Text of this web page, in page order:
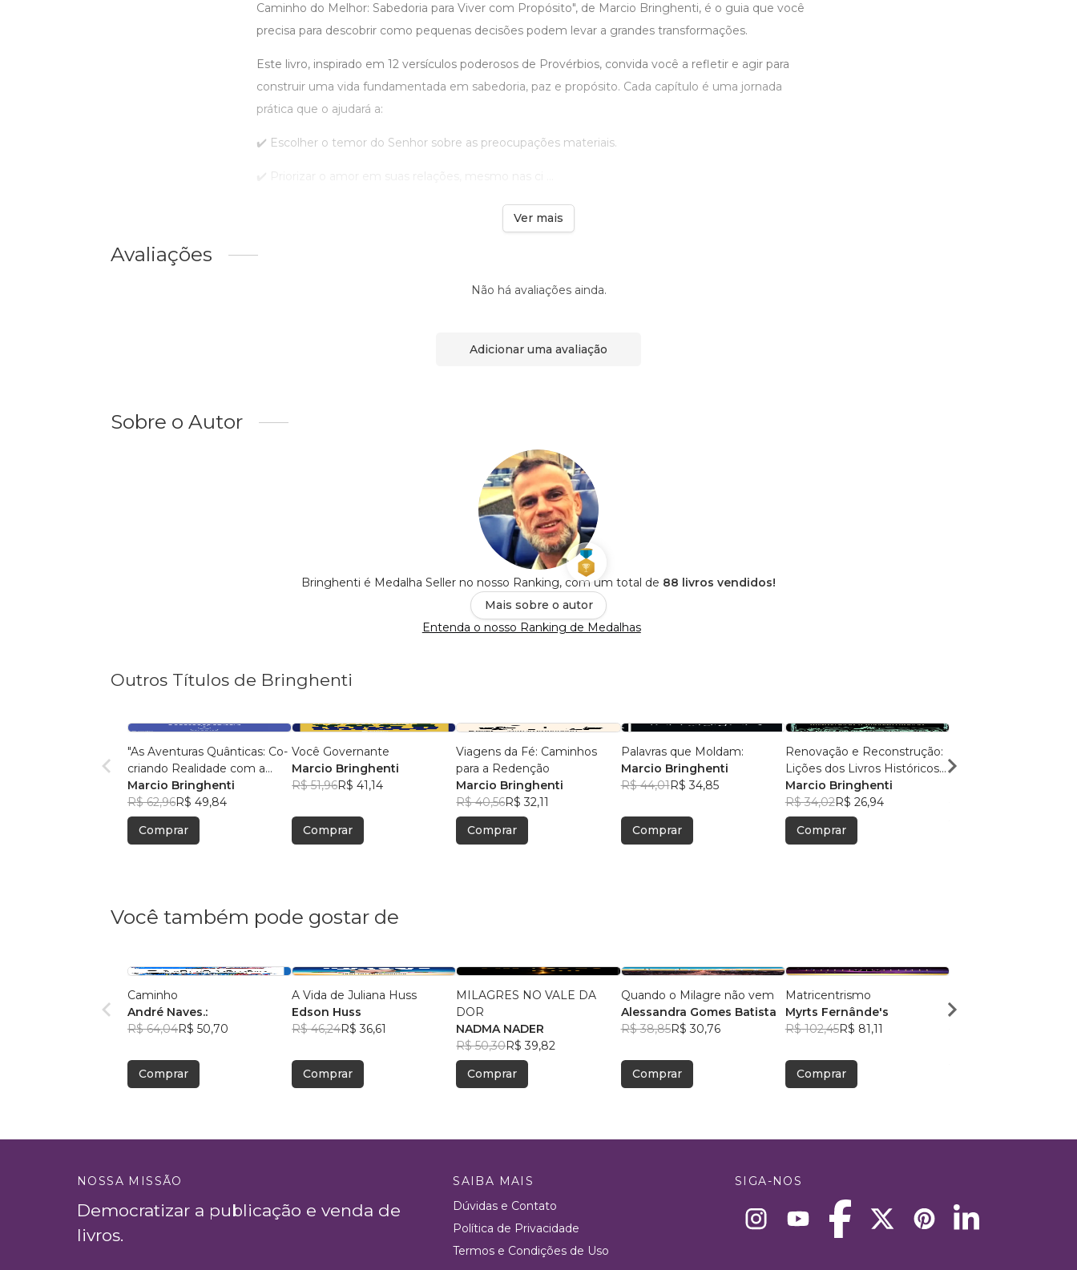
Caminho do Melhor: Sabedoria para Viver com Propósito", de Marcio Bringhenti, é o guia que você
precisa para descobrir como pequenas decisões podem levar a grandes transformações.
Este livro, inspirado em 12 versículos poderosos de Provérbios, convida você a refletir e agir para
construir uma vida fundamentada em sabedoria, paz e propósito. Cada capítulo é uma jornada
prática que o ajudará a:
✔️ Escolher o temor do Senhor sobre as preocupações materiais.
✔️ Priorizar o amor em suas relações, mesmo nas ci ...
Ver mais
Avaliações
Não há avaliações ainda.
Adicionar uma avaliação
Sobre o Autor
Bringhenti é Medalha Seller no nosso Ranking, com um total de 88 livros vendidos!
Mais sobre o autor
Entenda o nosso Ranking de Medalhas
Outros Títulos de Bringhenti
"As Aventuras Quânticas: Co-
criando Realidade com a
Bíblia"
Marcio Bringhenti
R$ 62,96R$ 49,84
Comprar
Você Governante
Marcio Bringhenti
R$ 51,96R$ 41,14
Comprar
Viagens da Fé: Caminhos
para a Redenção
Marcio Bringhenti
R$ 40,56R$ 32,11
Comprar
Palavras que Moldam:
Marcio Bringhenti
R$ 44,01R$ 34,85
Comprar
Renovação e Reconstrução:
Lições dos Livros Históricos
da Bíblia
Marcio Bringhenti
R$ 34,02R$ 26,94
Comprar
Eternas:
Você também pode gostar de
Caminho
André Naves.:
R$ 64,04R$ 50,70
Comprar
A Vida de Juliana Huss
Edson Huss
R$ 46,24R$ 36,61
Comprar
MILAGRES NO VALE DA
DOR
NADMA NADER
R$ 50,30R$ 39,82
Comprar
Quando o Milagre não vem
Alessandra Gomes Batista
R$ 38,85R$ 30,76
Comprar
Matricentrismo
Myrts Fernânde's
R$ 102,45R$ 81,11
Comprar
Samuel Câmara
NOSSA MISSÃO
Democratizar a publicação e venda de
livros.
SAIBA MAIS
Dúvidas e Contato
Política de Privacidade
Termos e Condições de Uso
SIGA-NOS